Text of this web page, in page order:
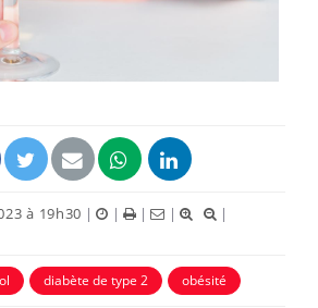
à 19h30 | | | |
|
diabète de type 2 obésité